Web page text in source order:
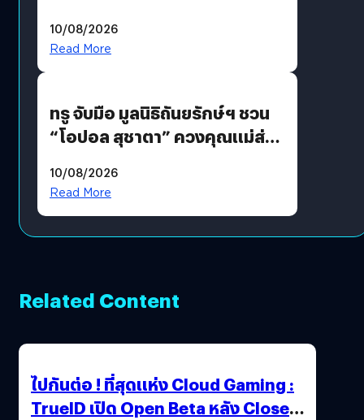
รักแน่นฮอลล์
10/08/2026
Read More
ทรู จับมือ มูลนิธิถันยรักษ์ฯ ชวน
“โอปอล สุชาตา” ควงคุณแม่ส่ง
เติมเต็มความหมายวันแม่ปีนี้
10/08/2026
Read More
Related Content
ไปกันต่อ ! ที่สุดแห่ง Cloud Gaming :
TrueID เปิด Open Beta หลัง Close